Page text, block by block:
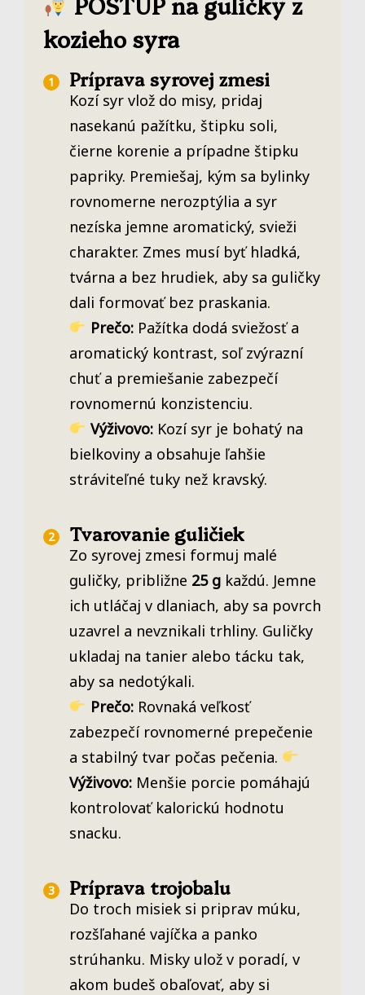
kozieho syra
Príprava syrovej zmesi
Kozí syr vlož do misy, pridaj
nasekanú pažítku, štipku soli,
čierne korenie a prípadne štipku
papriky. Premiešaj, kým sa bylinky
rovnomerne nerozptýlia a syr
nezíska jemne aromatický, svieži
charakter. Zmes musí byť hladká,
tvárna a bez hrudiek, aby sa guličky
dali formovať bez praskania.
Prečo:Pažítka dodá sviežosť a
aromatický kontrast, soľ zvýrazní
chuť a premiešanie zabezpečí
rovnomernú konzistenciu.
Výživovo:Kozí syr je bohatý na
bielkoviny a obsahuje ľahšie
stráviteľné tuky než kravský.
Tvarovanie guličiek
Zo syrovej zmesi formuj malé
guličky, približne 25 g každú. Jemne
ich utláčaj v dlaniach, aby sa povrch
uzavrel a nevznikali trhliny. Guličky
ukladaj na tanier alebo tácku tak,
aby sa nedotýkali.
Prečo:Rovnaká veľkosť
zabezpečí rovnomerné prepečenie
a stabilný tvar počas pečenia.
Výživovo: Menšie porcie pomáhajú
kontrolovať kalorickú hodnotu
snacku.
Príprava trojobalu
Do troch misiek si priprav múku,
rozšľahané vajíčka a panko
strúhanku. Misky ulož v poradí, v
akom budeš obaľovať, aby si